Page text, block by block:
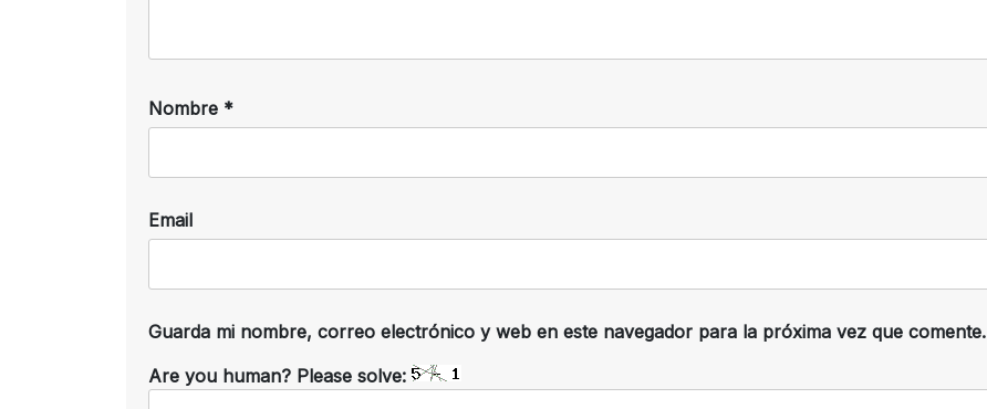
Nombre *
Email
Guarda mi nombre, correo electrónico y web en este navegador para la próxima vez que comente.
Are you human? Please solve: